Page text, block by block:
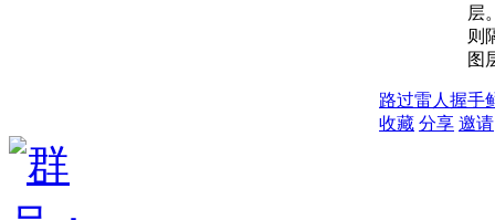
层
则
图
路过雷人 握手
收藏 分享 邀请